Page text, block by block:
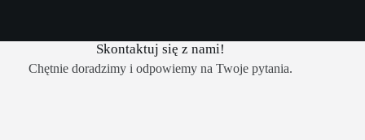
Skontaktuj się z nami!
Chętnie doradzimy i odpowiemy na Twoje pytania.